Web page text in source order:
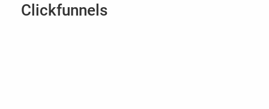
Clickfunnels